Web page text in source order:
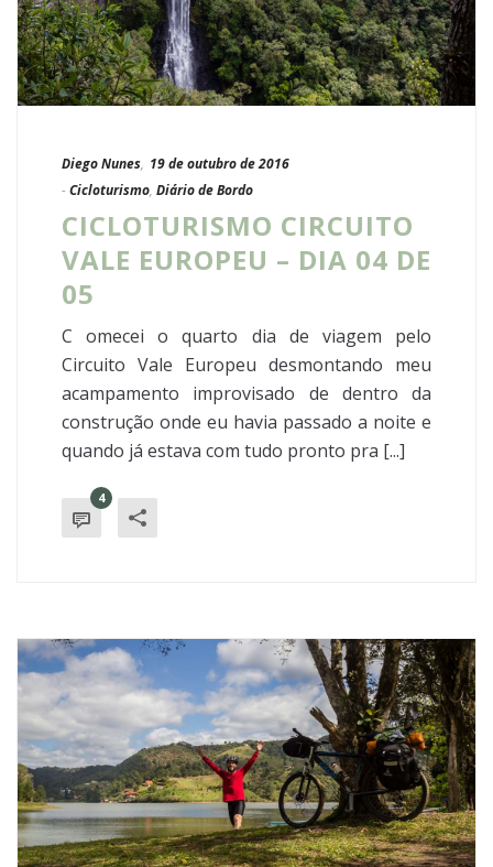
Diego Nunes, 19 de outubro de 2016
- Cicloturismo, Diário de Bordo
CICLOTURISMO CIRCUITO
VALE EUROPEU – DIA 04 DE
05
C omecei o quarto dia de viagem pelo
Circuito Vale Europeu desmontando meu
acampamento improvisado de dentro da
construção onde eu havia passado a noite e
quando já estava com tudo pronto pra [...]
4